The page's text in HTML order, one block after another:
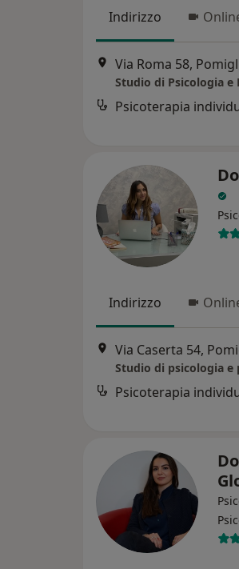
Indirizzo
Via Roma 58,
Studio di Psicologia e
Psicoterapia
Indirizzo
Via Caserta 54,
Psicoterapia